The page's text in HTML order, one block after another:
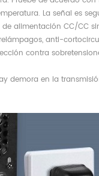
La señal es
alimentación CC/CC
anti-
contra
demora en la